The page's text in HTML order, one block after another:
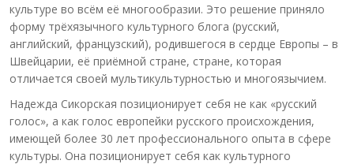
культуре во всём её многообразии. Это решение приняло
форму трёхязычного культурного блога (русский,
английский, французский), родившегося в сердце Европы – в
Швейцарии, её приёмной стране, стране, которая
отличается своей мультикультурностью и многоязычием.
Надежда Сикорская позиционирует себя не как «русский
голос», а как голос европейки русского происхождения,
имеющей более 30 лет профессионального опыта в сфере
культуры. Она позиционирует себя как культурного